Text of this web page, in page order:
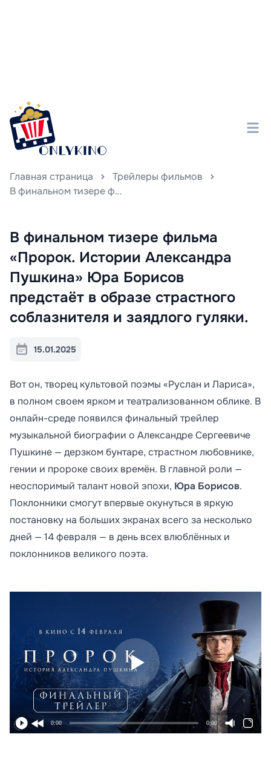
Главная страница
Трейлеры фильмов
В финальном тизере фильма «Пророк. Истории Александра Пушкина» Юра Борисов предстаёт в образе страстного соблазнителя и заядлого гуляки.
В финальном тизере фильма
«Пророк. Истории Александра
Пушкина» Юра Борисов
предстаёт в образе страстного
соблазнителя и заядлого гуляки.
15.01.2025
Вот он, творец культовой поэмы «Руслан и Лариса»,
в полном своем ярком и театрализованном облике. В
онлайн-среде появился финальный трейлер
музыкальной биографии о Александре Сергеевиче
Пушкине — дерзком бунтаре, страстном любовнике,
гении и пророке своих времён. В главной роли —
неоспоримый талант новой эпохи, Юра Борисов.
Поклонники смогут впервые окунуться в яркую
постановку на больших экранах всего за несколько
дней — 14 февраля — в день всех влюблённых и
поклонников великого поэта.
0:00 0:00